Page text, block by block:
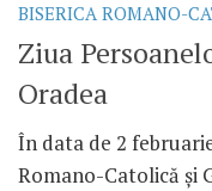
BISERICA ROMANO-
Ziua
Oradea
În data de 2
Romano-Catolică şi